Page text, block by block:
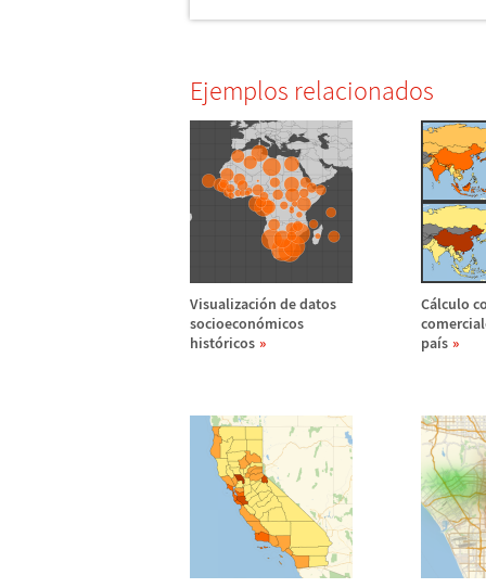
Ejemplos relacionados
Visualización de datos
socioeconómicos
históricos
Cálculo
país